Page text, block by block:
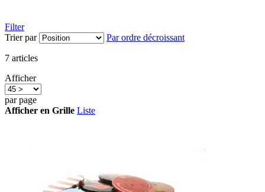
Filter
Trier par
Par ordre décroissant
7 articles
Afficher
par page
Afficher en Grille Liste